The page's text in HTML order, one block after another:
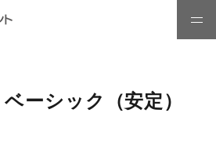
ーシック（安定）